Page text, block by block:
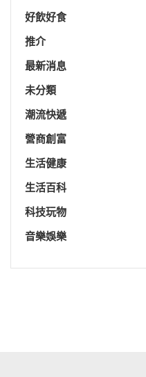
好飲好食
推介
最新消息
未分類
潮流快遞
營商創富
生活健康
生活百科
科技玩物
音樂娛樂